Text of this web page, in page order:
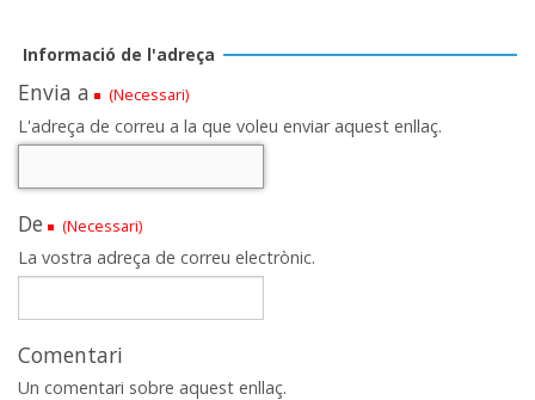
Informació de l'adreça
Envia a (Necessari)
L'adreça de correu a la que voleu enviar aquest enllaç.
De (Necessari)
La vostra adreça de correu electrònic.
Comentari
Un comentari sobre aquest enllaç.